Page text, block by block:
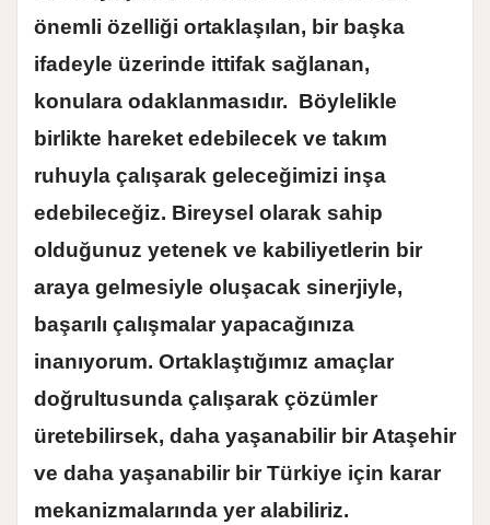
önemli özelliği ortaklaşılan, bir başka
ifadeyle üzerinde ittifak sağlanan,
konulara odaklanmasıdır. Böylelikle
birlikte hareket edebilecek ve takım
ruhuyla çalışarak geleceğimizi inşa
edebileceğiz. Bireysel olarak sahip
olduğunuz yetenek ve kabiliyetlerin bir
araya gelmesiyle oluşacak sinerjiyle,
başarılı çalışmalar yapacağınıza
inanıyorum. Ortaklaştığımız amaçlar
doğrultusunda çalışarak çözümler
üretebilirsek, daha yaşanabilir bir Ataşehir
ve daha yaşanabilir bir Türkiye için karar
mekanizmalarında yer alabiliriz.